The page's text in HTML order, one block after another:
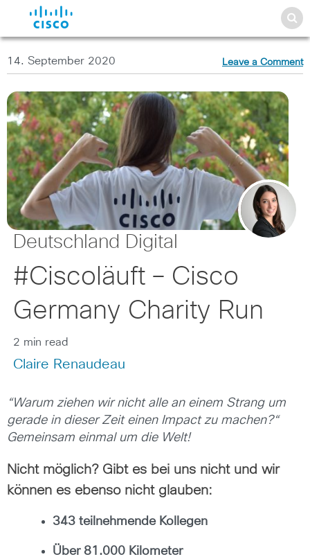
14. September 2020 Leave a Comment
Deutschland Digital
#Ciscoläuft – Cisco
Germany Charity Run
2 min read
Claire Renaudeau
“Warum ziehen wir nicht alle an einem Strang um
gerade in dieser Zeit einen Impact zu machen?“
Gemeinsam einmal um die Welt!
Nicht möglich? Gibt es bei uns nicht und wir
können es ebenso nicht glauben:
343 teilnehmende Kollegen
Über 81.000 Kilometer